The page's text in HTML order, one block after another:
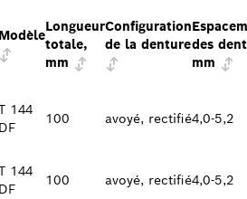
Modèle
Longueur
totale,
mm
Configuration
de la denturedes
mm
144
DF
100 avoyé, rectifié4,0-5,2
144
DF
100 avoyé, rectifié4,0-5,2